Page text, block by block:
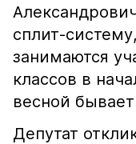
сплит-
занимаются
классов в
весной
Депутат